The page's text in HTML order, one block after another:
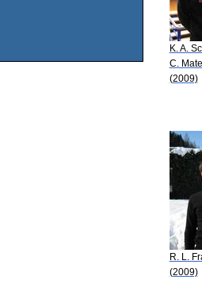
K. A.
C.
(2009)
R. L.
(2009)